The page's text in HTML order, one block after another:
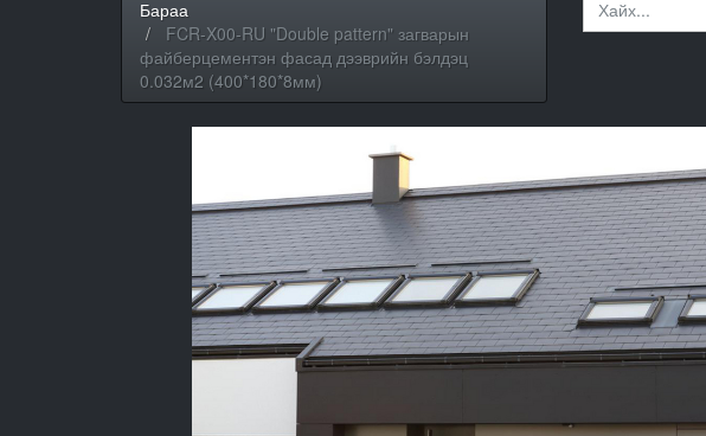
Бараа
FCR-X00-RU "Double pattern" загварын
файберцементэн фасад дээврийн бэлдэц
0.032м2 (400*180*8мм)